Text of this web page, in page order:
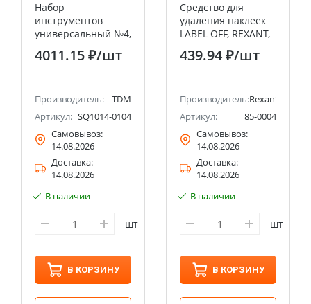
Набор
инструментов
универсальный №4,
46 позиций, CR-V
сталь "Алмаз" TDM
4011.15 ₽/шт
Производитель:
TDM
Артикул: SQ1014-0104
Самовывоз:
14.08.2026
Доставка:
14.08.2026
В наличии
шт
В КОРЗИНУ
Средство для
удаления наклеек
LABEL OFF, REXANT,
150 мл, аэрозоль
439.94 ₽/шт
Производитель:Rexant
Артикул:
85-0004
Самовывоз:
14.08.2026
Доставка:
14.08.2026
В наличии
шт
В КОРЗИНУ